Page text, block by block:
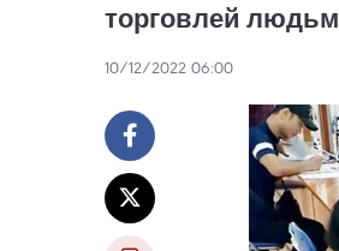
торговлей
10/12/2022 06:00